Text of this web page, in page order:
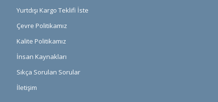
Yurtdışı Kargo Teklifi İste
Çevre Politikamız
Kalite Politikamız
İnsan Kaynakları
Sıkça Sorulan Sorular
İletişim